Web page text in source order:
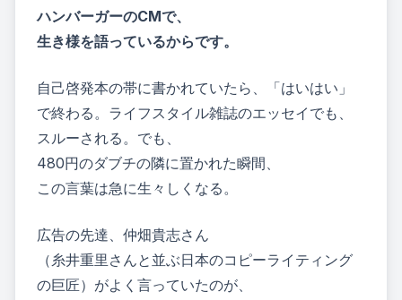
ハンバーガーのCMで、
生き様を語っているからです。
自己啓発本の帯に書かれていたら、「はいはい」
で終わる。ライフスタイル雑誌のエッセイでも、
スルーされる。でも、
480円のダブチの隣に置かれた瞬間、
この言葉は急に生々しくなる。
広告の先達、仲畑貴志さん
（糸井重里さんと並ぶ日本のコピーライティング
の巨匠）がよく言っていたのが、